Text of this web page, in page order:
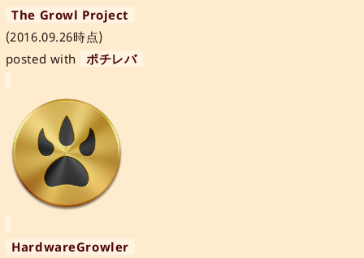
The Growl Project
(2016.09.26時点)
posted with
ポチレバ
HardwareGrowler